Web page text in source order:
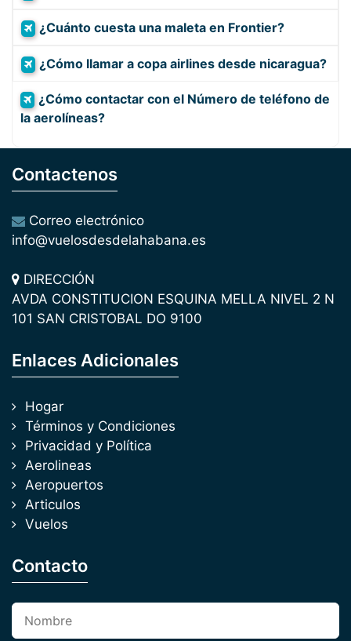
¿Cuánto cuesta una maleta en Frontier?
¿Cómo llamar a copa airlines desde nicaragua?
¿Cómo contactar con el Número de teléfono de
la aerolíneas?
Contactenos
Correo electrónico
info@vuelosdesdelahabana.es
DIRECCIÓN
AVDA CONSTITUCION ESQUINA MELLA NIVEL 2 N
101 SAN CRISTOBAL DO 9100
Enlaces Adicionales
Hogar
Términos y Condiciones
Privacidad y Política
Aerolineas
Aeropuertos
Articulos
Vuelos
Contacto